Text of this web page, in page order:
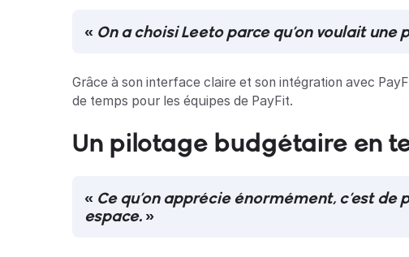
« On a choisi Leeto parce qu’on voulait
Grâce à son interface claire et son intégration avec
de temps pour les équipes de PayFit.
Un pilotage budgétaire en
« Ce qu’on apprécie énormément, c’est
espace. »